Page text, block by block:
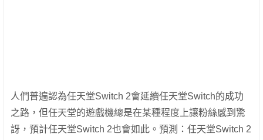
人們普遍認為任天堂Switch 2會延續任天堂Switch的成功
之路，但任天堂的遊戲機總是在某種程度上讓粉絲感到驚
訝，預計任天堂Switch 2也會如此。預測：任天堂Switch 2